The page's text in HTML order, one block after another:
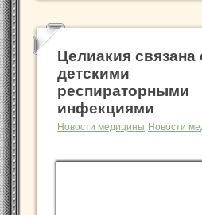
Целиакия связана
детскими
респираторными
инфекциями
Новости медицины Новости